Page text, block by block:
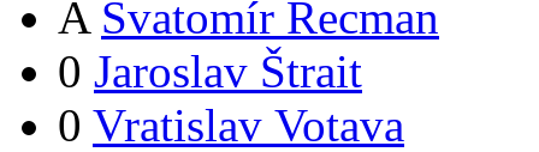
A Svatomír Recman
0 Jaroslav Štrait
0 Vratislav Votava